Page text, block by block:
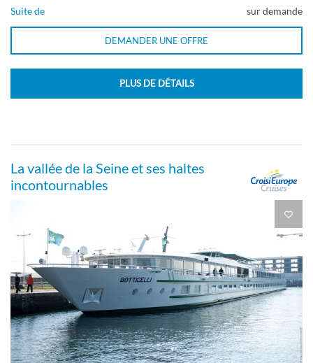
Suite de
sur demande
DEMANDER UNE OFFRE
PLUS DE DÉTAILS
La vallée de la Seine et ses haltes
incontournables